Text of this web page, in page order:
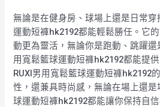
無論是在健身房、球場上還是日常穿
運動短褲hk2192都能輕鬆勝任。它
動更為靈活，無論你是跑動、跳躍還
用寬鬆籃球運動短褲hk2192都能提
RUXI男用寬鬆籃球運動短褲hk2192
性，還兼具時尚感，無論在場上還是
球運動短褲hk2192都能讓你保持自信